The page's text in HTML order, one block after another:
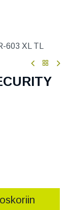
603 XL TL